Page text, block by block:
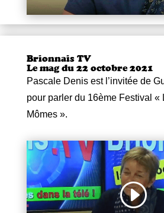
Brionnais TV
Le mag du 22 octobre 2021
Pascale Denis est l’invitée de
pour parler du 16ème Festival «
Mômes ».